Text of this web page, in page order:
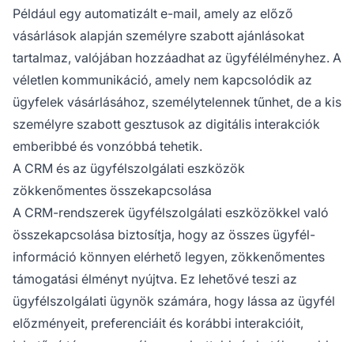
Például egy automatizált e-mail, amely az előző
vásárlások alapján személyre szabott ajánlásokat
tartalmaz, valójában hozzáadhat az ügyfélélményhez. A
véletlen kommunikáció, amely nem kapcsolódik az
ügyfelek vásárlásához, személytelennek tűnhet, de a kis
személyre szabott gesztusok az digitális interakciók
emberibbé és vonzóbbá tehetik.
A CRM és az ügyfélszolgálati eszközök
zökkenőmentes összekapcsolása
A CRM-rendszerek ügyfélszolgálati eszközökkel való
összekapcsolása biztosítja, hogy az összes ügyfél-
információ könnyen elérhető legyen, zökkenőmentes
támogatási élményt nyújtva. Ez lehetővé teszi az
ügyfélszolgálati ügynök számára, hogy lássa az ügyfél
előzményeit, preferenciáit és korábbi interakcióit,